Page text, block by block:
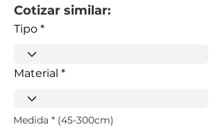
Cotizar similar:
Tipo
Material
Medida * (45-300cm)